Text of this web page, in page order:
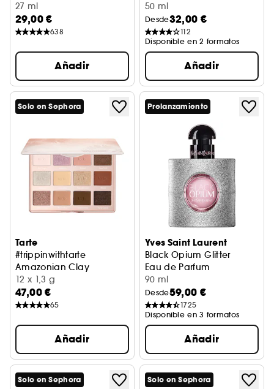
27 ml
29,00 €
638
Añadir
50 ml
Desde32,00 €
112
Disponible en 2 formatos
Añadir
Solo en Sephora
Tarte
#trippinwithtarte
Amazonian Clay
Paleta de sombras de ojos
12 x 1,3 g
47,00 €
65
Añadir
Prelanzamiento
Yves Saint Laurent
Black Opium Glitter
Eau de Parfum
90 ml
Desde59,00 €
1725
Disponible en 3 formatos
Añadir
Solo en Sephora Solo en Sephora